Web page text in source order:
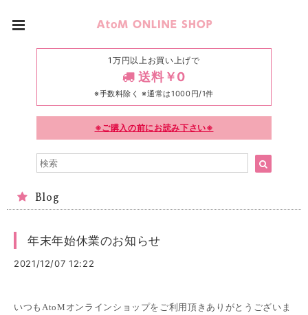
1万円以上お買い上げで
送料￥0
※手数料除く ※通常は1000円/1件
※ご購入の前にお読み下さい※
Blog
年末年始休業のお知らせ
2021/12/07 12:22
いつもAtoMオンラインショップをご利用頂きありがとうございま